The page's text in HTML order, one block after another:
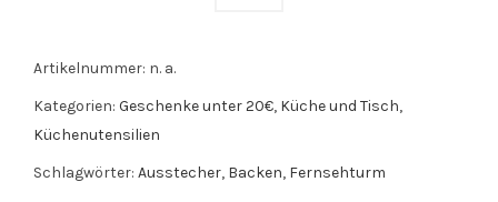
Artikelnummer: n. a.
Kategorien: Geschenke unter 20€, Küche und Tisch,
Küchenutensilien
Schlagwörter: Ausstecher, Backen, Fernsehturm